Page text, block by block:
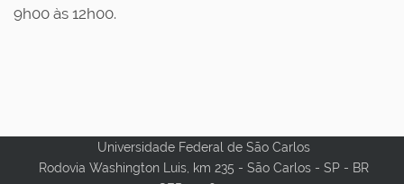
9h00 às 12h00.
Universidade Federal de São Carlos
Rodovia Washington Luis, km 235 - São Carlos - SP - BR